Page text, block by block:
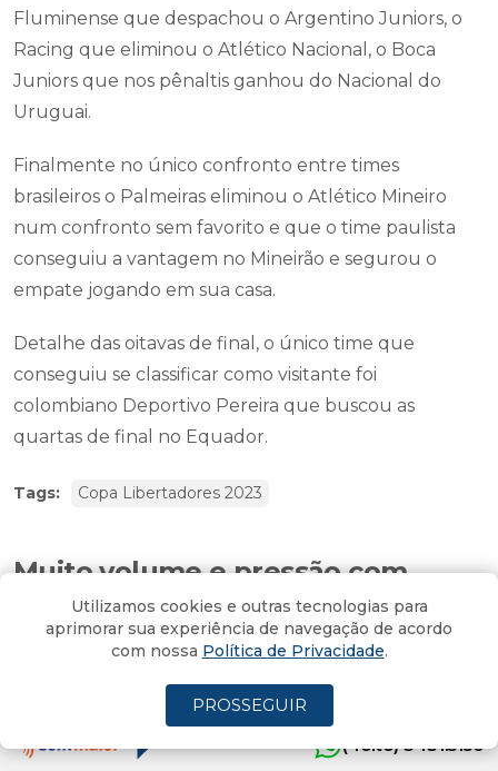
Fluminense que despachou o Argentino Juniors, o
Racing que eliminou o Atlético Nacional, o Boca
Juniors que nos pênaltis ganhou do Nacional do
Uruguai.
Finalmente no único confronto entre times
brasileiros o Palmeiras eliminou o Atlético Mineiro
num confronto sem favorito e que o time paulista
conseguiu a vantagem no Mineirão e segurou o
empate jogando em sua casa.
Detalhe das oitavas de final, o único time que
conseguiu se classificar como visitante foi
colombiano Deportivo Pereira que buscou as
quartas de final no Equador.
Tags: Copa Libertadores 2023
Muito volume e pressão com
péssimo resultado
João Nassif
(4oito) 3431.5150
Utilizamos cookies e outras tecnologias para
aprimorar sua experiência de navegação de acordo
com nossa Política de Privacidade.
PROSSEGUIR